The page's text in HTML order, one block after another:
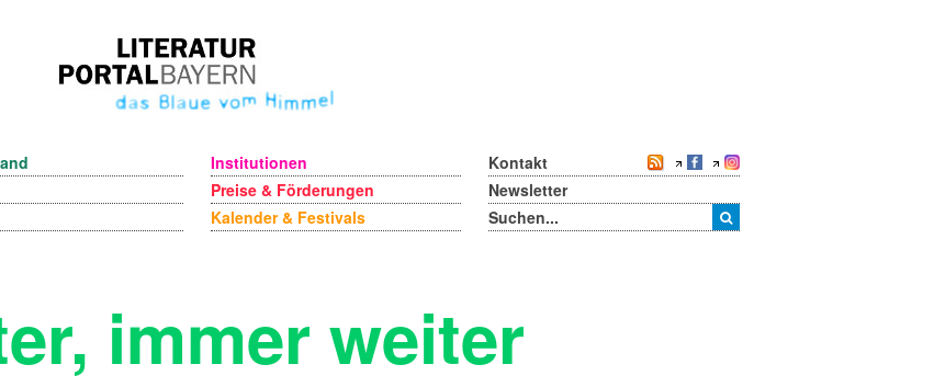
Institutionen
Preise & Förderungen
Kalender & Festivals
Kontakt
Newsletter
immer weiter